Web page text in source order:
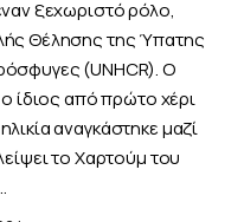
ξεχωριστό ρόλο,
Θέλησης της Ύπατης
(UNHCR). Ο
ο ίδιος από πρώτο χέρι
αναγκάστηκε μαζί
το Χαρτούμ του